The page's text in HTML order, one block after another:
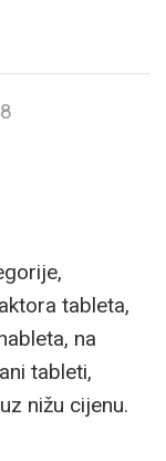
tableta,
na
tableti,
nižu cijenu.